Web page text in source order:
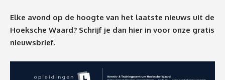
Elke avond op de hoogte van het laatste nieuws uit de
Hoeksche Waard? Schrijf je dan hier in voor onze gratis
nieuwsbrief.